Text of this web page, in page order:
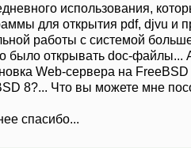
использования,
для открытия pdf, djvu и
работы с системой
было открывать doc-файлы...
Web-сервера на
8?... Что вы можете мне
спасибо...